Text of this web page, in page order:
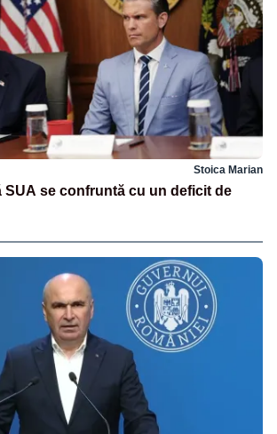
Stoica Marian
SUA se confruntă cu un deficit de